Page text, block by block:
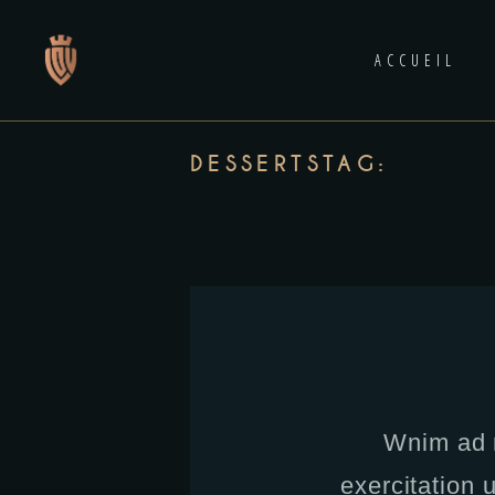
ACCUEIL
DESSERTSTAG:
Wnim ad
exercitation